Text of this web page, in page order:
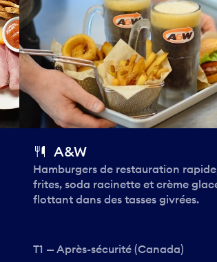
A&W
Hamburgers de restauration
frites, soda racinette et crème
flottant dans des tasses givrées.
T1 — Après-sécurité (Canada)